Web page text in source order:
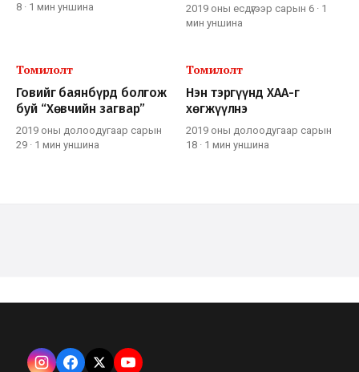
8 · 1 мин уншина 2019 оны есдүгээр сарын 6 · 1
мин уншина
Томилолт
Говийг баянбүрд болгож
буй “Хөвчийн загвар”
2019 оны долоодугаар сарын
29 · 1 мин уншина
Томилолт
Нэн тэргүүнд ХАА-г
хөгжүүлнэ
2019 оны долоодугаар сарын
18 · 1 мин уншина